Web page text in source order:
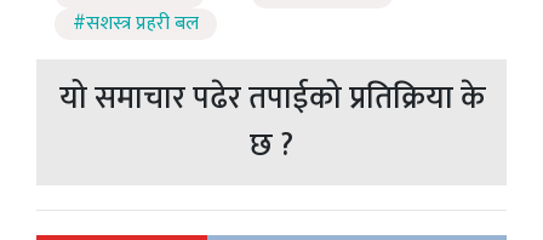
#सशस्त्र प्रहरी बल
यो समाचार पढेर तपाईको प्रतिक्रिया के
छ ?